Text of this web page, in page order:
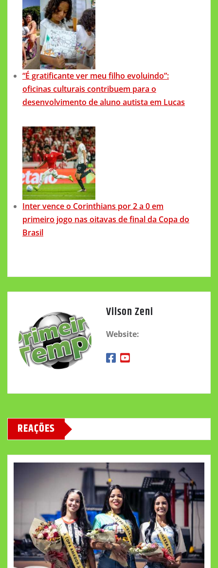
“É gratificante ver meu filho evoluindo”:
oficinas culturais contribuem para o
desenvolvimento de aluno autista em Lucas
Inter vence o Corinthians por 2 a 0 em
primeiro jogo nas oitavas de final da Copa do
Brasil
Vilson Zeni
Website:
REAÇÕES